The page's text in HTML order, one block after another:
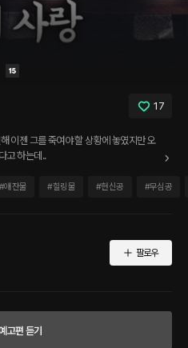
17
이젠 그를 죽여야 할 상황에 놓였지만 오
고 하는데..
#애잔물 #힐링물 #헌신공 #무심공
팔로우
예고편 듣기